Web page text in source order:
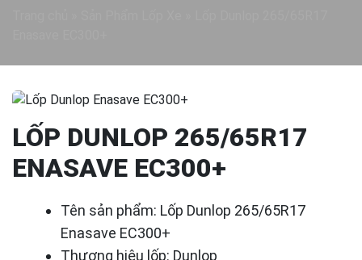
LỐP DUNLOP 265/65R17
ENASAVE EC300+
Tên sản phẩm: Lốp Dunlop 265/65R17
Enasave EC300+
Thương hiệu lốp: Dunlop